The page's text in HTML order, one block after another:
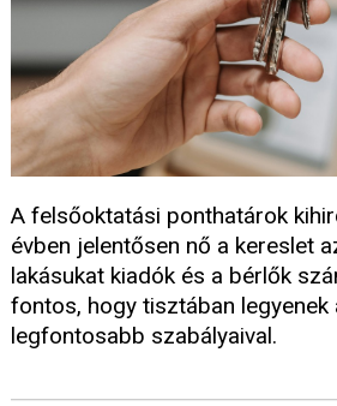
A felsőoktatási ponthatárok
évben jelentősen nő a kereslet
lakásukat kiadók és a bérlők
fontos, hogy tisztában legyenek
legfontosabb szabályaival.